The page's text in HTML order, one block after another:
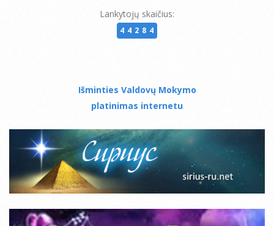
Lankytojų skaičius:
44284
Išminties Valdovų Mokymo
platinimas internetu